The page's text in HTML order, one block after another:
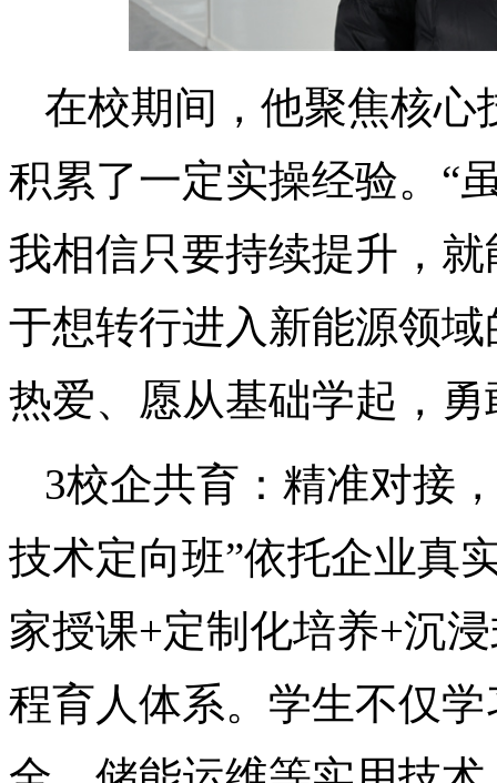
在校期间，他聚焦核心
积累了一定实操经验。“
我相信只要持续提升，
于想转行进入新能源领
热爱、愿从基础学起，
3校企共育：精准对接
技术定向班”依托企业真
家授课+定制化培养+沉
程育人体系。学生不仅